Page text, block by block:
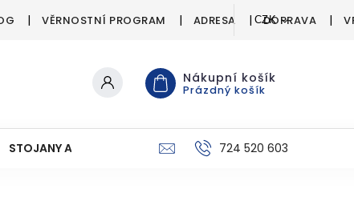
VĚRNOSTNÍ PROGRAM ADRESA DOPRAVA
CZK
Nákupní košík
Prázdný košík
STOJANY A SIGNALIZÁTORY PÉČE O ÚLOVEK
724 520 603